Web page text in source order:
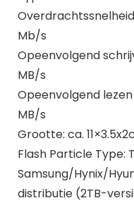
Overdrachtssnelheid:
Mb/s
Opeenvolgend
MB/s
Opeenvolgend lezen
MB/s
Grootte: ca.
Flash Particle Type:
Samsung/Hynix/
distributie (2TB-